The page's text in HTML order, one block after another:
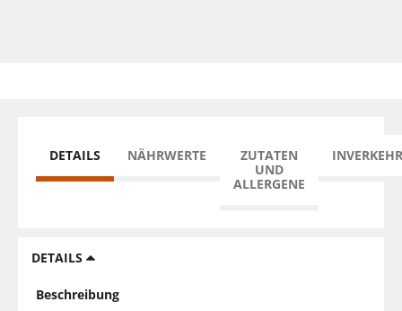
DETAILS NÄHRWERTE
ZUTATEN
UND
ALLERGENE
DETAILS
Beschreibung